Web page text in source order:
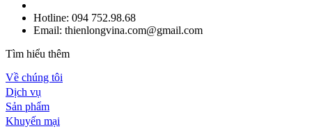
Hotline: 094 752.98.68
Email: thienlongvina.com@gmail.com
Tìm hiểu thêm
Về chúng tôi
Dịch vụ
Sản phẩm
Khuyến mại